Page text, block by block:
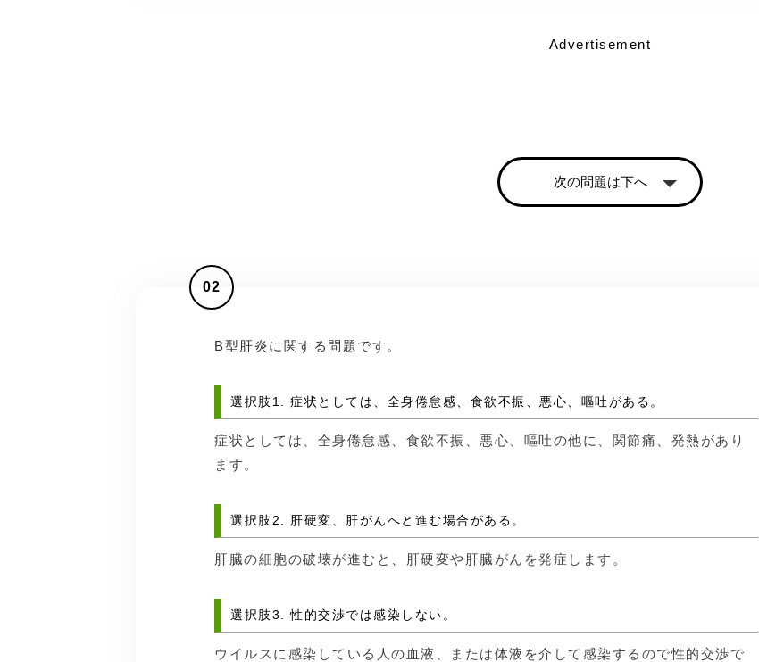
Advertisement
次の問題は下へ
02
B型肝炎に関する問題です。
選択肢1. 症状としては、全身倦怠感、食欲不振、悪心、嘔吐がある。
症状としては、全身倦怠感、食欲不振、悪心、嘔吐の他に、関節痛、発熱があり
ます。
選択肢2. 肝硬変、肝がんへと進む場合がある。
肝臓の細胞の破壊が進むと、肝硬変や肝臓がんを発症します。
選択肢3. 性的交渉では感染しない。
ウイルスに感染している人の血液、または体液を介して感染するので性的交渉で